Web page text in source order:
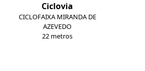
Ciclovia
CICLOFAIXA MIRANDA DE
AZEVEDO
22 metros